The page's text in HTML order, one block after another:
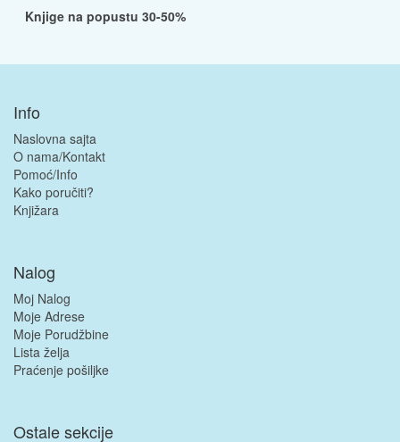
Knjige na popustu 30-50%
Info
Naslovna sajta
O nama/Kontakt
Pomoć/Info
Kako poručiti?
Knjižara
Nalog
Moj Nalog
Moje Adrese
Moje Porudžbine
Lista želja
Praćenje pošiljke
Ostale sekcije